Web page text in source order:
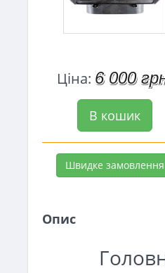
Ціна: 6 000
В кошик
Швидке замовлення
Опис